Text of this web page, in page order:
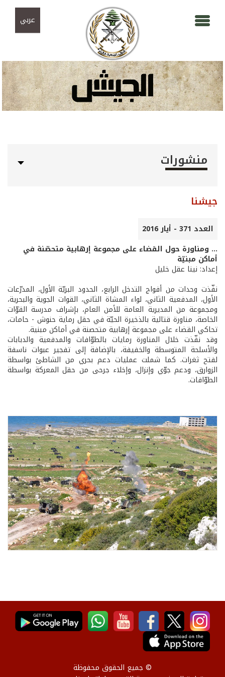
عربي
منشورات
جيشنا
العدد 371 - أيار 2016
... ومناورة حول القضاء على مجموعة إرهابية متحصّنة في
أماكن مبنيّة
إعداد: نينا عقل خليل
نفّذت وحدات من أفواج التدخل الرابع، الحدود البريّة الأول، المدرّعات
الأول، المدفعية الثاني، لواء المشاة الثاني، القوات الجوية والبحرية،
ومجموعة من المديرية العامة للأمن العام، بإشراف مدرسة القوّات
الخاصة، مناورة قتالية بالذخيرة الحيّة في حقل رماية حنوش - حامات،
تحاكي القضاء على مجموعة إرهابية متحصنة في أماكن مبنية.
وقد نفّذت خلال المناورة رمايات بالطوّافات والمدفعية والدبابات
والأسلحة المتوسطة والخفيفة، بالإضافة إلى تفجير عبوات ناسفة
لفتح ثغرات. كما شملت عمليات دعم بحري من الشاطئ بواسطة
الزوارق، ودعم جوّي وإنزال، وإخلاء جرحى من حقل المعركة بواسطة
الطوّافات.
© جميع الحقوق محفوظة